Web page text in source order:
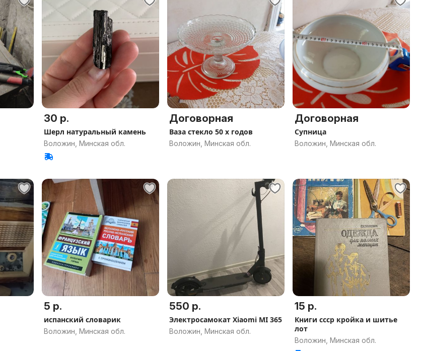
30 р.
Шерл натуральный камень
Воложин, Минская обл.
Договорная
Ваза стекло 50 х годов
Воложин, Минская обл.
Договорная
Супница
Воложин, Минская обл.
5 р.
испанский словарик
Воложин, Минская обл.
550 р.
Электросамокат Xiaomi MI 365
Воложин, Минская обл.
15 р.
Книги ссср кройка и шитье
лот
Воложин, Минская обл.